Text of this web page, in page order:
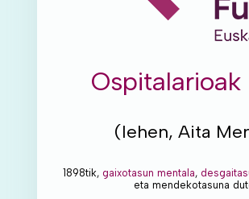
(lehen, Aita
1898tik, gaixotasun mentala,
eta mendekotasuna